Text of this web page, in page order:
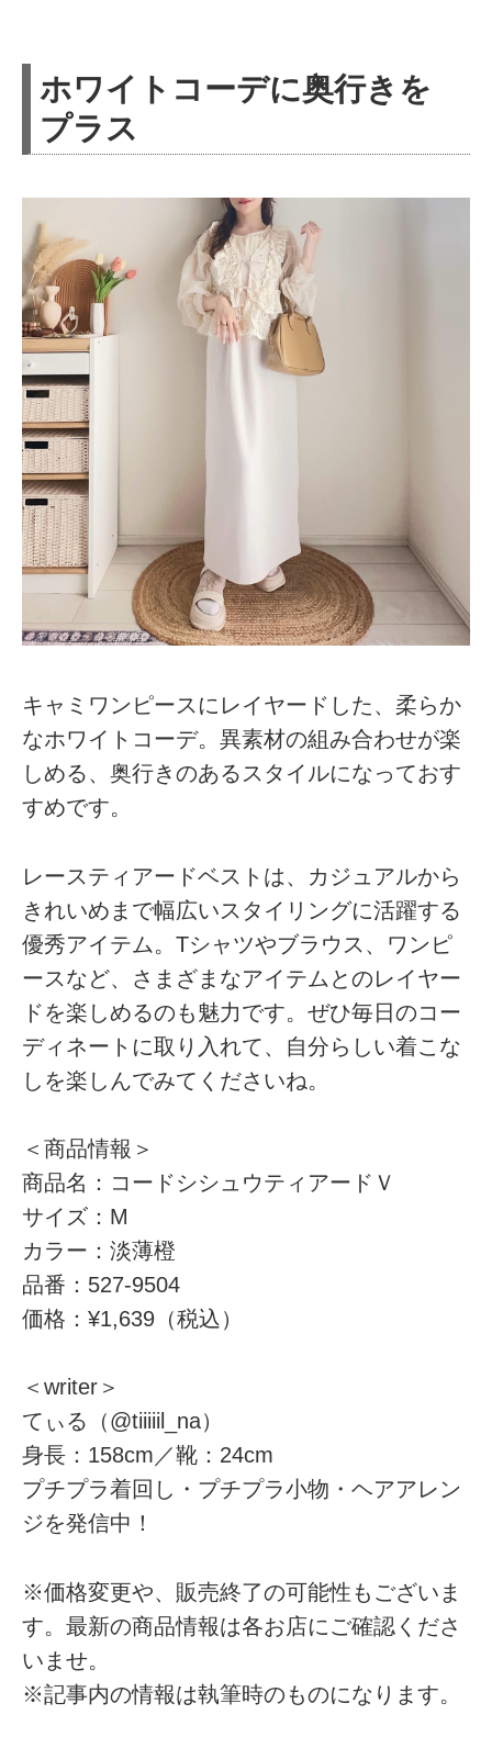
ホワイトコーデに奥行きを
プラス
キャミワンピースにレイヤードした、柔らか
なホワイトコーデ。異素材の組み合わせが楽
しめる、奥行きのあるスタイルになっておす
すめです。
レースティアードベストは、カジュアルから
きれいめまで幅広いスタイリングに活躍する
優秀アイテム。Tシャツやブラウス、ワンピ
ースなど、さまざまなアイテムとのレイヤー
ドを楽しめるのも魅力です。ぜひ毎日のコー
ディネートに取り入れて、自分らしい着こな
しを楽しんでみてくださいね。
＜商品情報＞
商品名：コードシシュウティアードＶ
サイズ：M
カラー：淡薄橙
品番：527-9504
価格：¥1,639（税込）
＜writer＞
てぃる（@tiiiiil_na）
身長：158cm／靴：24cm
プチプラ着回し・プチプラ小物・ヘアアレン
ジを発信中！
※価格変更や、販売終了の可能性もございま
す。最新の商品情報は各お店にご確認くださ
いませ。
※記事内の情報は執筆時のものになります。